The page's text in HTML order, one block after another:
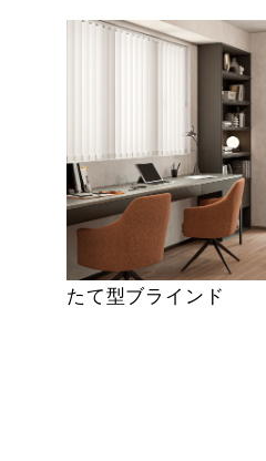
たて型ブラインド